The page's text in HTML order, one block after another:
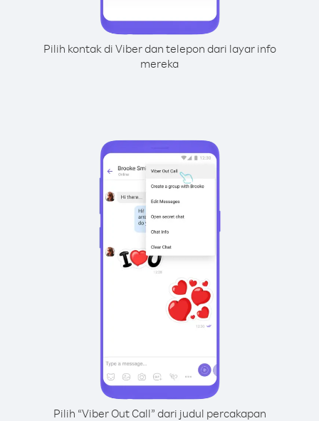
Pilih kontak di Viber dan telepon dari layar info
mereka
Pilih “Viber Out Call” dari judul percakapan